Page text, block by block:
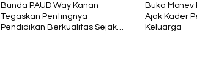
Bunda PAUD Way Kanan
Tegaskan Pentingnya
Pendidikan Berkualitas Sejak
Buka Monev
Ajak Kader
Keluarga